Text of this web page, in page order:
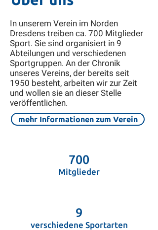
Freitag, 24. April/ 33.
In unserem Verein im Norden
Dresdens treiben ca. 700 Mitglieder
Sport. Sie sind organisiert in 9
Abteilungen und verschiedenen
Sportgruppen. An der Chronik
unseres Vereins, der bereits seit
1950 besteht, arbeiten wir zur Zeit
und wollen sie an dieser Stelle
veröffentlichen.
mehr Informationen zum Verein
700
Mitglieder
9
verschiedene Sportarten